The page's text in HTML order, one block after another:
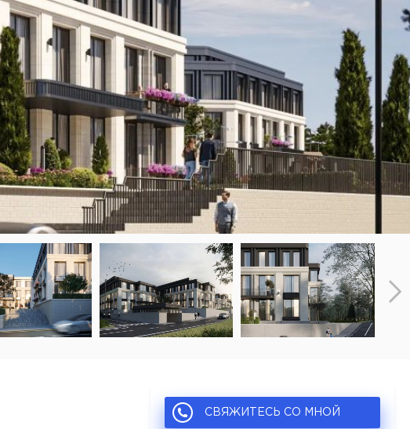
СВЯЖИТЕСЬ СО МНОЙ